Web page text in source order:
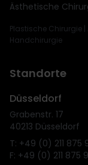
Ästhetische
Plastische Chirurgie
Handchirurgie
Standorte
Düsseldorf
Grabenstr. 17
40213 Düsseldorf
T: +49 (0) 211 875
F: +49 (0) 211 875